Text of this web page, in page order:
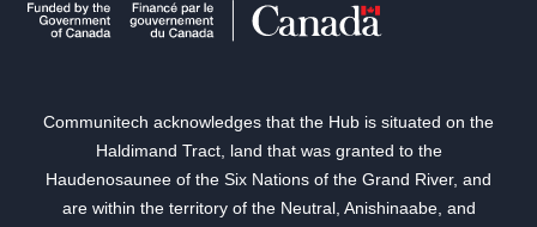
Communitech acknowledges that the Hub is situated on the
Haldimand Tract, land that was granted to the
Haudenosaunee of the Six Nations of the Grand River, and
are within the territory of the Neutral, Anishinaabe, and